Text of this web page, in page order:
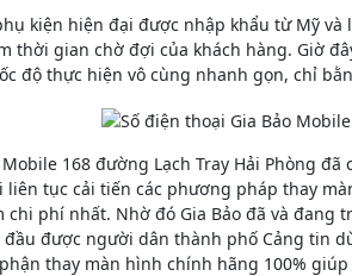
kiện hiện đại được nhập khẩu từ Mỹ
thời gian chờ đợi của khách hàng. Giờ
độ thực hiện vô cùng nhanh gọn, chỉ
168 đường Lạch Tray Hải Phòng
liên tục cải tiến các phương pháp thay
chi phí nhất. Nhờ đó Gia Bảo đã và
được người dân thành phố Cảng tin
thay màn hình chính hãng 100%